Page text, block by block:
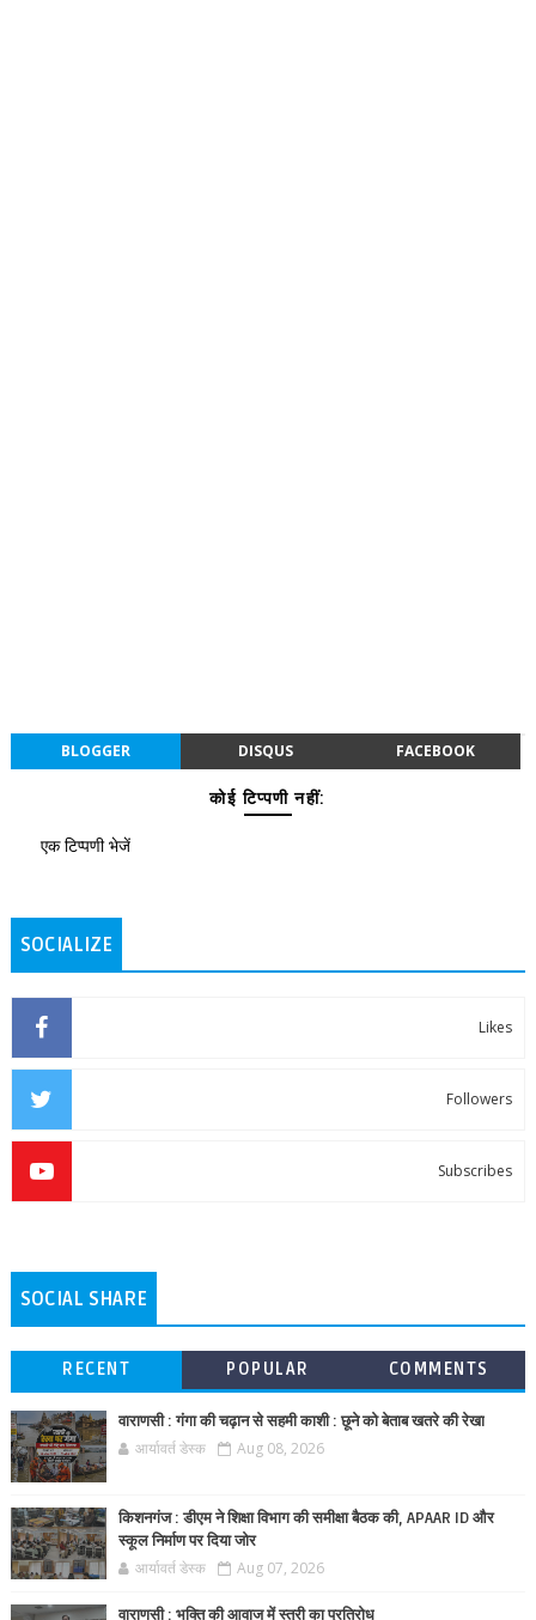
BLOGGER DISQUS FACEBOOK
कोई टिप्पणी नहीं:
एक टिप्पणी भेजें
SOCIALIZE
Likes
Followers
Subscribes
SOCIAL SHARE
RECENT POPULAR COMMENTS
वाराणसी : गंगा की चढ़ान से सहमी काशी : छूने को बेताब खतरे की रेखा
आर्यावर्त डेस्क Aug 08, 2026
किशनगंज : डीएम ने शिक्षा विभाग की समीक्षा बैठक की, APAAR ID और
स्कूल निर्माण पर दिया जोर
आर्यावर्त डेस्क Aug 07, 2026
वाराणसी : भक्ति की आवाज में स्त्री का प्रतिरोध